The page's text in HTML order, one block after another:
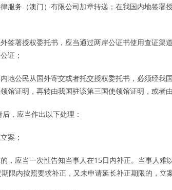
服务（澳门）有限公司加章转递；在我国内地签署
签署授权委托书，应当通过两岸公证书使用查证
证；
地公民从国外寄交或者托交授权委托书，必须经
馆证明，再转由我国驻该第三国使领馆证明，或者
，应当作出以下处理：
案；
，应当一次性告知当事人在15日内补正。当事人
限内按照要求补正，又未申请延长补正期限的，立